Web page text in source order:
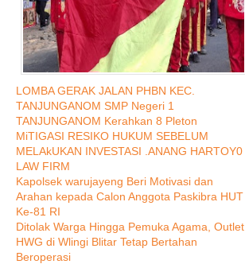
LOMBA GERAK JALAN PHBN KEC.
TANJUNGANOM SMP Negeri 1
TANJUNGANOM Kerahkan 8 Pleton
MiTIGASI RESIKO HUKUM SEBELUM
MELAkUKAN INVESTASI .ANANG HARTOY0
LAW FIRM
Kapolsek warujayeng Beri Motivasi dan
Arahan kepada Calon Anggota Paskibra HUT
Ke-81 RI
Ditolak Warga Hingga Pemuka Agama, Outlet
HWG di Wlingi Blitar Tetap Bertahan
Beroperasi